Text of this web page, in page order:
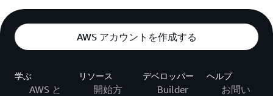
AWS アカウントを作成する
学ぶ
AWS と
リソース
開始方
デベロッパー
Builder
ヘルプ
お問い